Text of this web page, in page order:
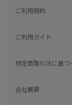
ご利用規約
ご利用ガイド
特定商取引法に基づ
会社概要